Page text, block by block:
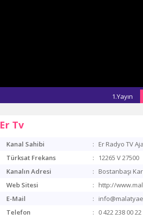
1.Yayın
Er Tv
Kanal Sahibi :
Er Radyo TV
Türksat Frekans
:
12265 V 27500
Kanalın Adresi
:
Bostanbaşı
Web Sitesi
:
http://
E-Mail
:
Telefon
:
0 422 238 00 22